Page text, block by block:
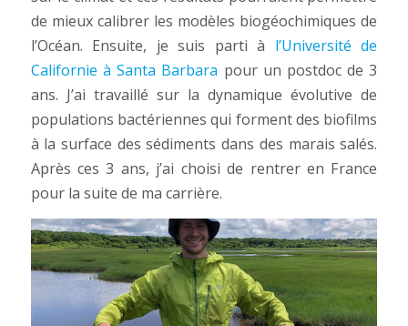
de mieux calibrer les modèles biogéochimiques de
l’Océan. Ensuite, je suis parti à l’Université de
Californie à Santa Barbara pour un postdoc de 3
ans. J’ai travaillé sur la dynamique évolutive de
populations bactériennes qui forment des biofilms
à la surface des sédiments dans des marais salés.
Après ces 3 ans, j’ai choisi de rentrer en France
pour la suite de ma carrière.